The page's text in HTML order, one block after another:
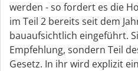
werden - so fordert es die
im Teil 2 bereits seit dem
bauaufsichtlich eingeführt.
Empfehlung, sondern Teil
Gesetz. In ihr wird explizit